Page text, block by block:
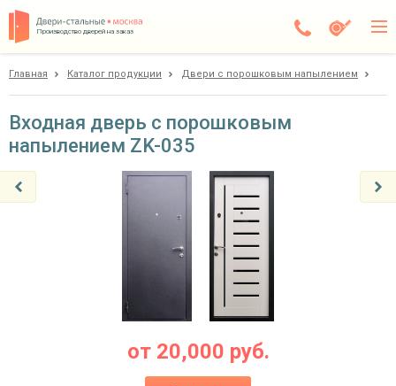
Производство дверей на заказ
Доставка
Чехов
Главная Каталог продукции Двери с порошковым напылением
Входная дверь с порошковым
напылением ZK-035
от 20,000 руб.